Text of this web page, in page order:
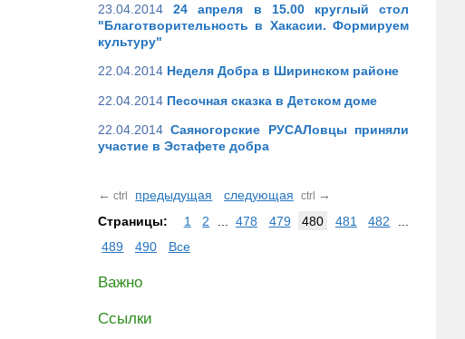
23.04.2014
24 апреля в 15.00 круглый стол
"Благотворительность в Хакасии. Формируем
культуру"
22.04.2014 Неделя Добра в Ширинском районе
22.04.2014 Песочная сказка в Детском доме
22.04.2014 Саяногорские РУСАЛовцы приняли
участие в Эстафете добра
← ctrl предыдущая следующая ctrl →
Страницы:
1 2 478 479 480 481 482
489
490 Все
Важно
Ссылки